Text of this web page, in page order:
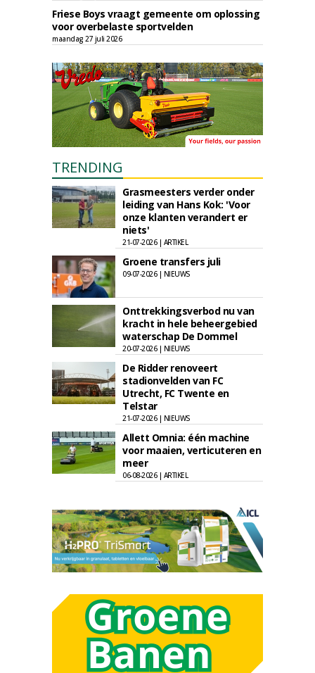
Friese Boys vraagt gemeente om oplossing
voor overbelaste sportvelden
maandag 27 juli 2026
TRENDING
Grasmeesters verder onder
leiding van Hans Kok: 'Voor
onze klanten verandert er
niets'
21-07-2026 | ARTIKEL
Groene transfers juli
09-07-2026 | NIEUWS
Onttrekkingsverbod nu van
kracht in hele beheergebied
waterschap De Dommel
20-07-2026 | NIEUWS
De Ridder renoveert
stadionvelden van FC
Utrecht, FC Twente en
Telstar
21-07-2026 | NIEUWS
Allett Omnia: één machine
voor maaien, verticuteren en
meer
06-08-2026 | ARTIKEL